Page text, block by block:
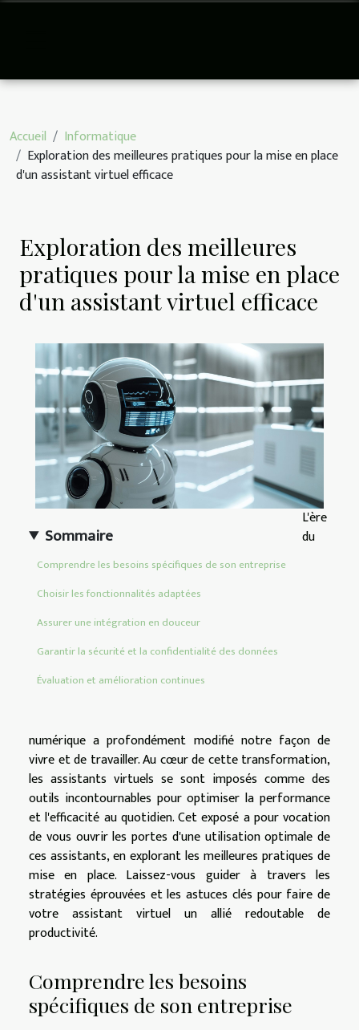
Accueil
Informatique
Exploration des meilleures pratiques pour la mise en place
d'un assistant virtuel efficace
Exploration des meilleures
pratiques pour la mise en place
d'un assistant virtuel efficace
Sommaire
Comprendre les besoins spécifiques de son entreprise
Choisir les fonctionnalités adaptées
Assurer une intégration en douceur
Garantir la sécurité et la confidentialité des données
Évaluation et amélioration continues
L'ère
du
numérique a profondément modifié notre façon de
vivre et de travailler. Au cœur de cette transformation,
les assistants virtuels se sont imposés comme des
outils incontournables pour optimiser la performance
et l'efficacité au quotidien. Cet exposé a pour vocation
de vous ouvrir les portes d'une utilisation optimale de
ces assistants, en explorant les meilleures pratiques de
mise en place. Laissez-vous guider à travers les
stratégies éprouvées et les astuces clés pour faire de
votre assistant virtuel un allié redoutable de
productivité.
Comprendre les besoins
spécifiques de son entreprise